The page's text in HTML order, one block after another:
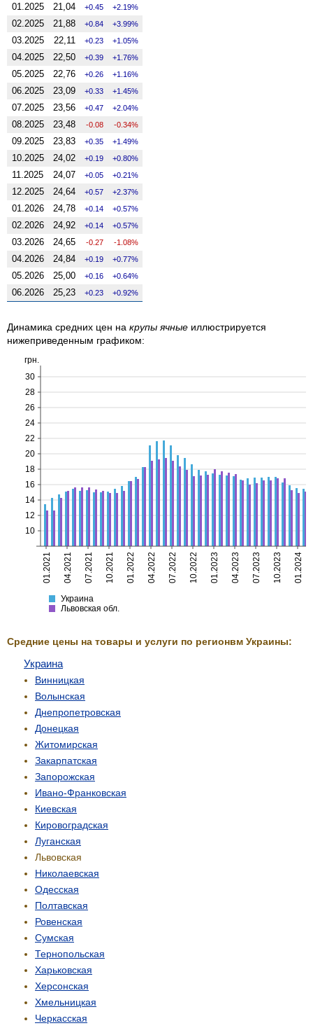
01.2025 21,04 0.45 2.19%
02.2025 21,88 0.84 3.99%
03.2025 22,11 0.23 1.05%
04.2025 22,50 0.39 1.76%
05.2025 22,76 0.26 1.16%
06.2025 23,09 0.33 1.45%
07.2025 23,56 0.47 2.04%
08.2025 23,48 -0.08 -0.34%
09.2025 23,83 0.35 1.49%
10.2025 24,02 0.19 0.80%
11.2025 24,07 0.05 0.21%
12.2025 24,64 0.57 2.37%
01.2026 24,78 0.14 0.57%
02.2026 24,92 0.14 0.57%
03.2026 24,65 -0.27 -1.08%
04.2026 24,84 0.19 0.77%
05.2026 25,00 0.16 0.64%
06.2026 25,23 0.23 0.92%
Динамика средних цен на крупы ячные иллюстрируется
нижеприведенным графиком:
Украина
Львовская
01.2021 04.2021 07.2021 10.2021 01.2022 04.2022 07.2022 10.2022 01.2023 04.2023 07.2023 10.2023 01.2024
10
12
14
16
18
20
22
24
26
28
30
грн.
Украина
Львовская обл.
Средние цены на товары и услуги по регионвм Украины:
Украина
Винницкая
Волынская
Днепропетровская
Донецкая
Житомирская
Закарпатская
Запорожская
Ивано-Франковская
Киевская
Кировоградская
Луганская
Львовская
Николаевская
Одесская
Полтавская
Ровенская
Сумская
Тернопольская
Харьковская
Херсонская
Хмельницкая
Черкасская